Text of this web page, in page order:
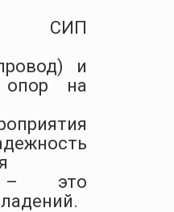
СИП
и
опор на
– это